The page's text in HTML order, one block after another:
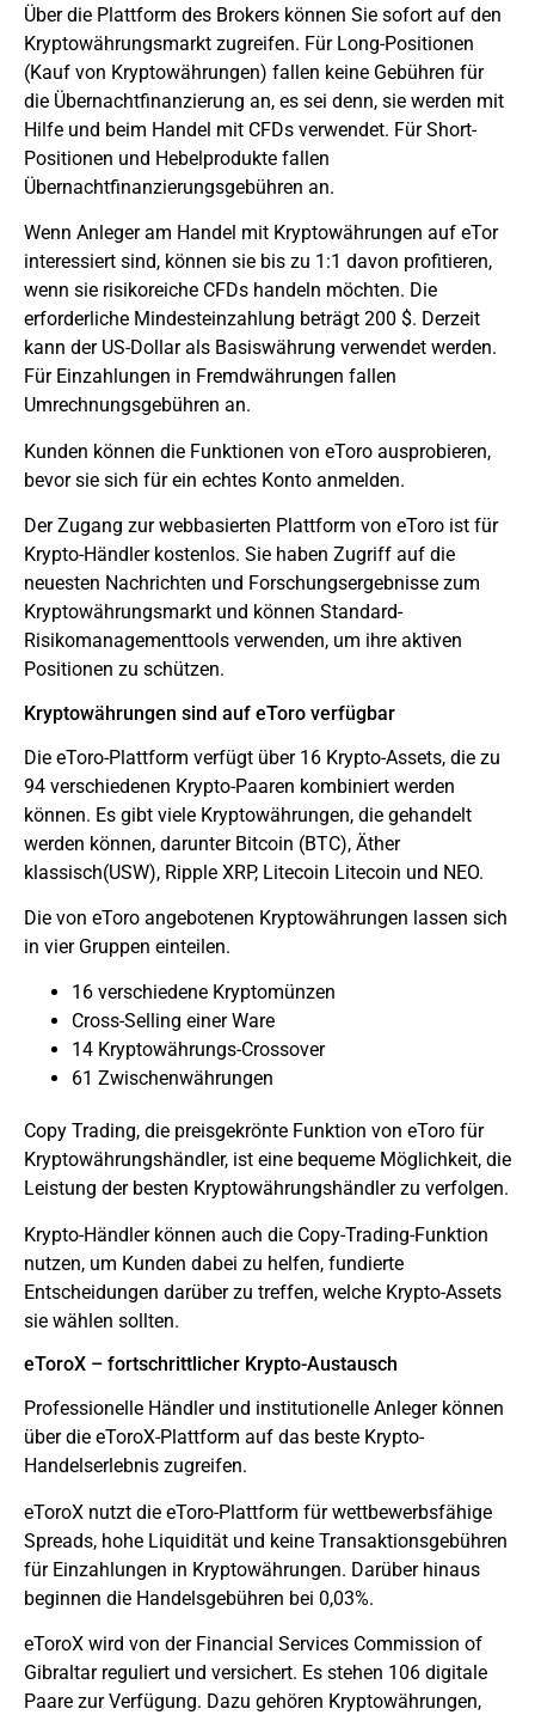
Über die Plattform des Brokers können Sie sofort auf den
Kryptowährungsmarkt zugreifen. Für Long-Positionen
(Kauf von Kryptowährungen) fallen keine Gebühren für
die Übernachtfinanzierung an, es sei denn, sie werden mit
Hilfe und beim Handel mit CFDs verwendet. Für Short-
Positionen und Hebelprodukte fallen
Übernachtfinanzierungsgebühren an.
Wenn Anleger am Handel mit Kryptowährungen auf eTor
interessiert sind, können sie bis zu 1:1 davon profitieren,
wenn sie risikoreiche CFDs handeln möchten. Die
erforderliche Mindesteinzahlung beträgt 200 $. Derzeit
kann der US-Dollar als Basiswährung verwendet werden.
Für Einzahlungen in Fremdwährungen fallen
Umrechnungsgebühren an.
Kunden können die Funktionen von eToro ausprobieren,
bevor sie sich für ein echtes Konto anmelden.
Der Zugang zur webbasierten Plattform von eToro ist für
Krypto-Händler kostenlos. Sie haben Zugriff auf die
neuesten Nachrichten und Forschungsergebnisse zum
Kryptowährungsmarkt und können Standard-
Risikomanagementtools verwenden, um ihre aktiven
Positionen zu schützen.
Kryptowährungen sind auf eToro verfügbar
Die eToro-Plattform verfügt über 16 Krypto-Assets, die zu
94 verschiedenen Krypto-Paaren kombiniert werden
können. Es gibt viele Kryptowährungen, die gehandelt
werden können, darunter Bitcoin (BTC), Äther
klassisch(USW), Ripple XRP, Litecoin Litecoin und NEO.
Die von eToro angebotenen Kryptowährungen lassen sich
in vier Gruppen einteilen.
16 verschiedene Kryptomünzen
Cross-Selling einer Ware
14 Kryptowährungs-Crossover
61 Zwischenwährungen
Copy Trading, die preisgekrönte Funktion von eToro für
Kryptowährungshändler, ist eine bequeme Möglichkeit, die
Leistung der besten Kryptowährungshändler zu verfolgen.
Krypto-Händler können auch die Copy-Trading-Funktion
nutzen, um Kunden dabei zu helfen, fundierte
Entscheidungen darüber zu treffen, welche Krypto-Assets
sie wählen sollten.
eToroX – fortschrittlicher Krypto-Austausch
Professionelle Händler und institutionelle Anleger können
über die eToroX-Plattform auf das beste Krypto-
Handelserlebnis zugreifen.
eToroX nutzt die eToro-Plattform für wettbewerbsfähige
Spreads, hohe Liquidität und keine Transaktionsgebühren
für Einzahlungen in Kryptowährungen. Darüber hinaus
beginnen die Handelsgebühren bei 0,03%.
eToroX wird von der Financial Services Commission of
Gibraltar reguliert und versichert. Es stehen 106 digitale
Paare zur Verfügung. Dazu gehören Kryptowährungen,